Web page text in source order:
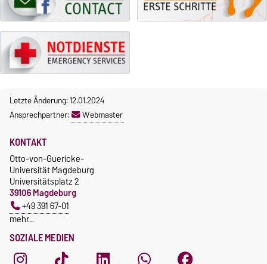
Letzte Änderung: 12.01.2024
Ansprechpartner:
Webmaster
SOZIALE MEDIEN
KONTAKT
Otto-von-Guericke-
Universität Magdeburg
Universitätsplatz 2
39106 Magdeburg
+49 391 67-01
mehr…